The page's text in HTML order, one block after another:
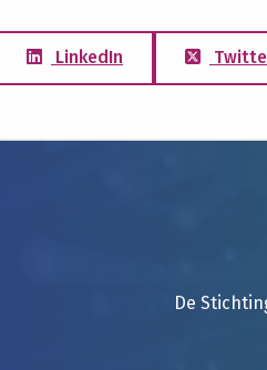
LinkedIn
De